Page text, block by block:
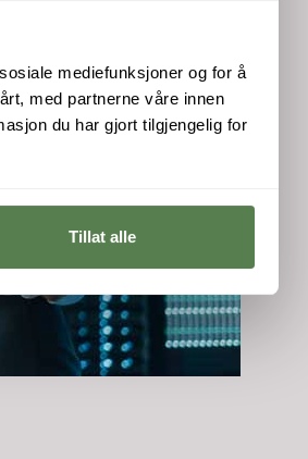
mediefunksjoner og for å
med partnerne våre innen
du har gjort tilgjengelig for
Tillat alle